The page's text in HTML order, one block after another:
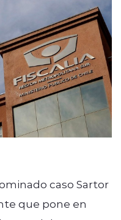
caso Sartor
que pone en